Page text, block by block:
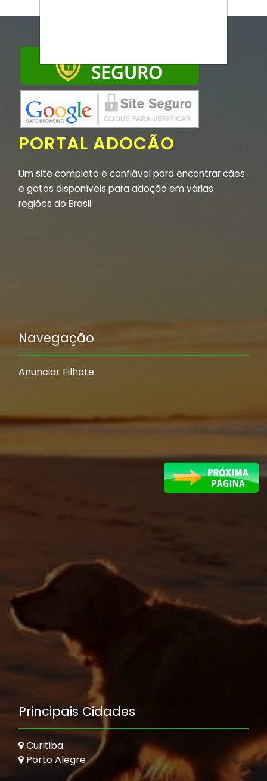
PORTAL ADOCÃO
Um site completo e confiável para encontrar cães
e gatos disponíveis para adoção em várias
regiões do Brasil.
Navegação
Anunciar Filhote
Principais Cidades
Curitiba
Porto Alegre